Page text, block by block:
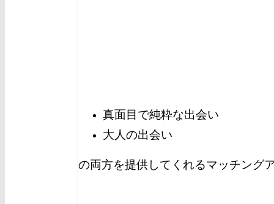
真面目で純粋な出会い
大人の出会い
の両方を提供してくれるマッチング